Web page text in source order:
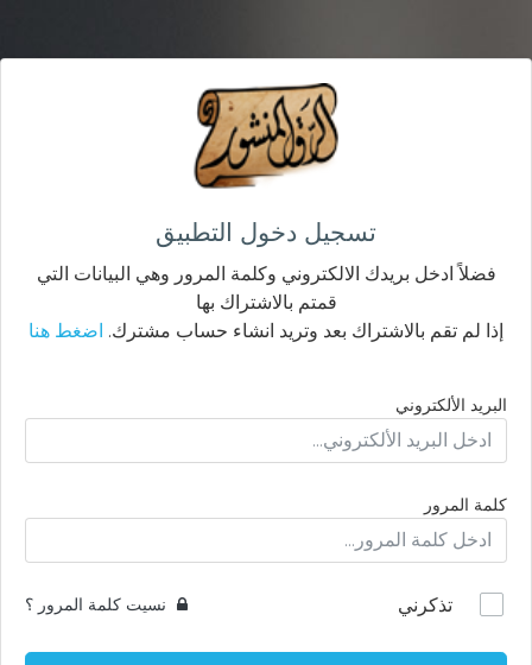
تسجيل دخول التطبيق
فضلاً ادخل بريدك الالكتروني وكلمة المرور وهي البيانات التي
قمتم بالاشتراك بها
إذا لم تقم بالاشتراك بعد وتريد انشاء حساب مشترك. اضغط هنا
البريد الألكتروني
كلمة المرور
تذكرني نسيت كلمة المرور ؟